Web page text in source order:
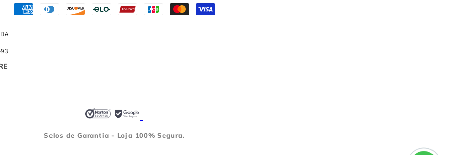
Formas
Selos de Garantia - Loja 100% Segura.